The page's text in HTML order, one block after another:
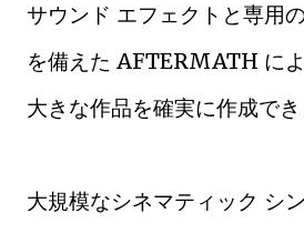
サウンド エフェクトと専用
を備えた AFTERMATH に
大きな作品を確実に作成でき
大規模なシネマティック シ